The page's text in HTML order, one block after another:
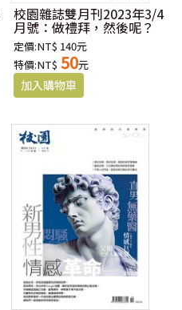
校園雜誌雙月刊2023年3/4
月號：做禮拜，然後呢？
定價:NT$ 140元
特價:NT$ 50元